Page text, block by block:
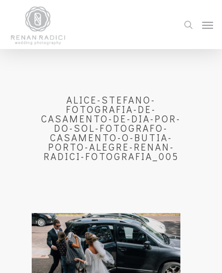
ALICE-STEFANO-
FOTOGRAFIA-DE-
CASAMENTO-DE-DIA-POR-
DO-SOL-FOTOGRAFO-
CASAMENTO-O-BUTIA-
PORTO-ALEGRE-RENAN-
RADICI-FOTOGRAFIA_005